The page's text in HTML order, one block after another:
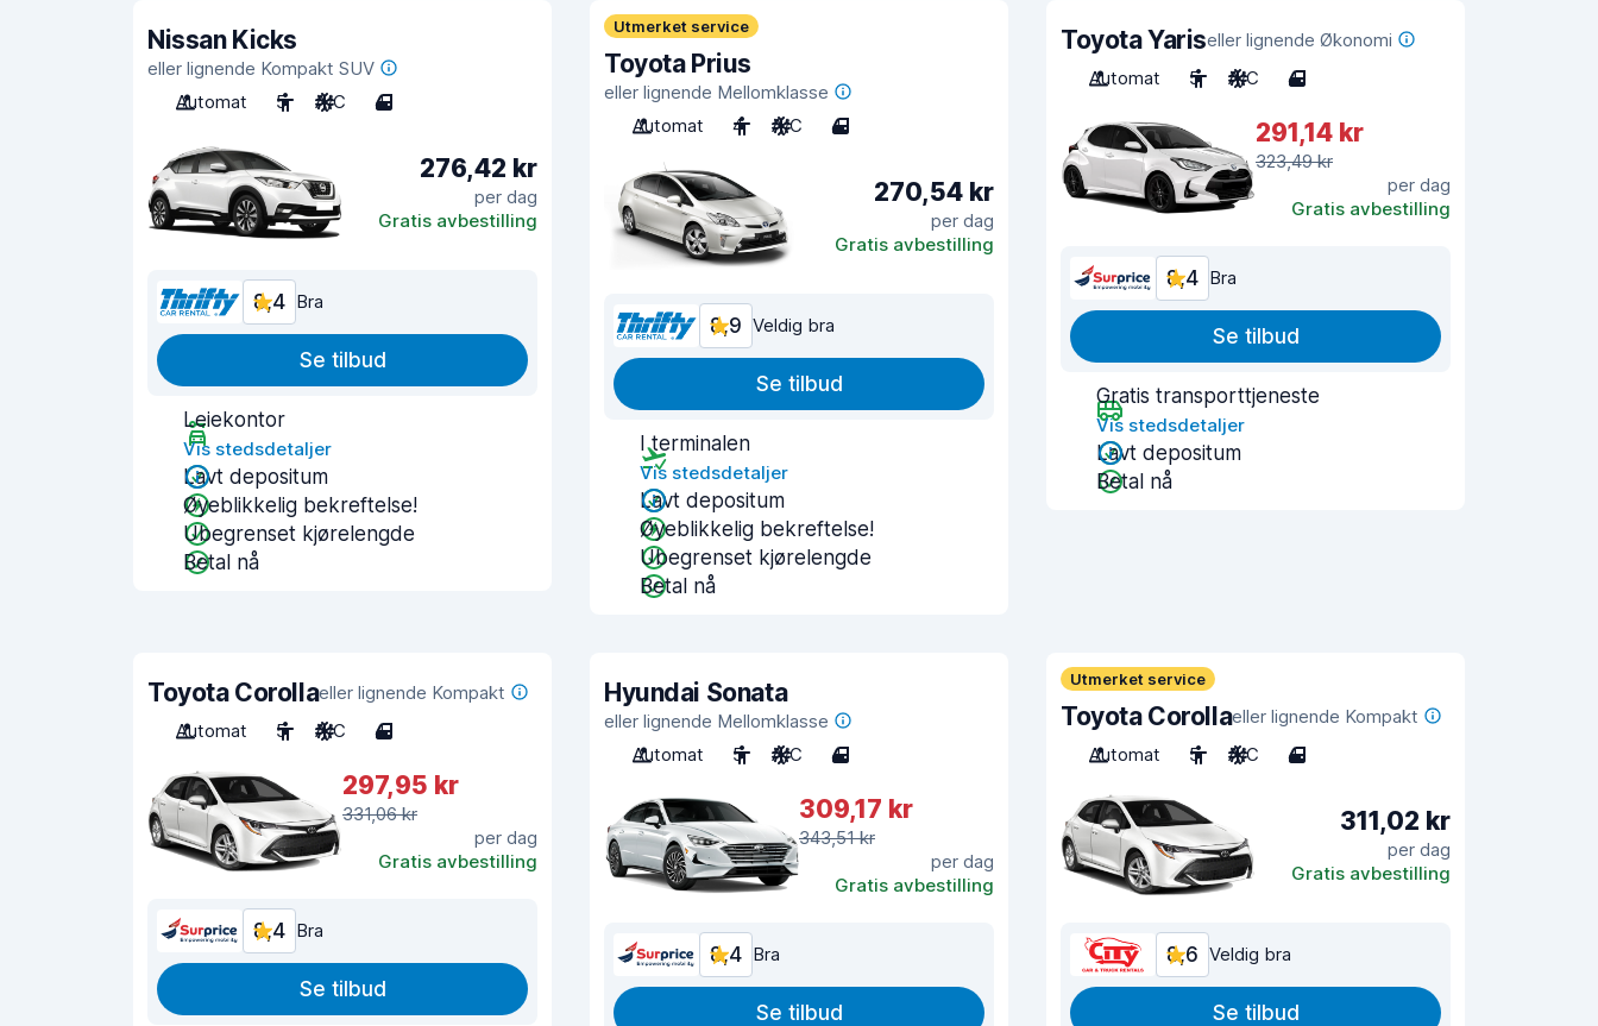
Nissan Kicks
eller lignende Kompakt SUV
Automat
5 A/C 4
276,42 kr
per dag
Gratis avbestilling
8,4 Bra
Se tilbud
Leiekontor
Vis stedsdetaljer
Lavt depositum
Øyeblikkelig bekreftelse!
Ubegrenset kjørelengde
Betal nå
Utmerket service
Toyota Prius
eller lignende Mellomklasse
Automat
4 A/C 4
270,54 kr
per dag
Gratis avbestilling
8,9 Veldig bra
Se tilbud
I terminalen
Vis stedsdetaljer
Lavt depositum
Øyeblikkelig bekreftelse!
Ubegrenset kjørelengde
Betal nå
Toyota Yariseller lignende Økonomi
Automat
5 A/C 4
291,14 kr
323,49 kr
per dag
Gratis avbestilling
8,4 Bra
Se tilbud
Gratis transporttjeneste
Vis stedsdetaljer
Lavt depositum
Betal nå
Toyota Corollaeller lignende Kompakt
Automat
5 A/C 4
297,95 kr
331,06 kr
per dag
Gratis avbestilling
8,4 Bra
Se tilbud
Hyundai Sonata
eller lignende Mellomklasse
Automat
5 A/C 4
309,17 kr
343,51 kr
per dag
Gratis avbestilling
8,4 Bra
Se tilbud
Utmerket service
Toyota Corollaeller lignende Kompakt
Automat
5 A/C 4
311,02 kr
per dag
Gratis avbestilling
8,6 Veldig bra
Se tilbud